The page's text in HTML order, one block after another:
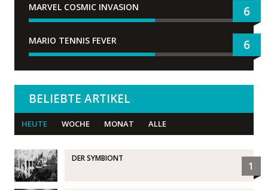
MARVEL COSMIC INVASION 6
MARIO TENNIS FEVER 6
BELIEBTE ARTIKEL
HEUTE WOCHE MONAT ALLE
DER SYMBIONT
1